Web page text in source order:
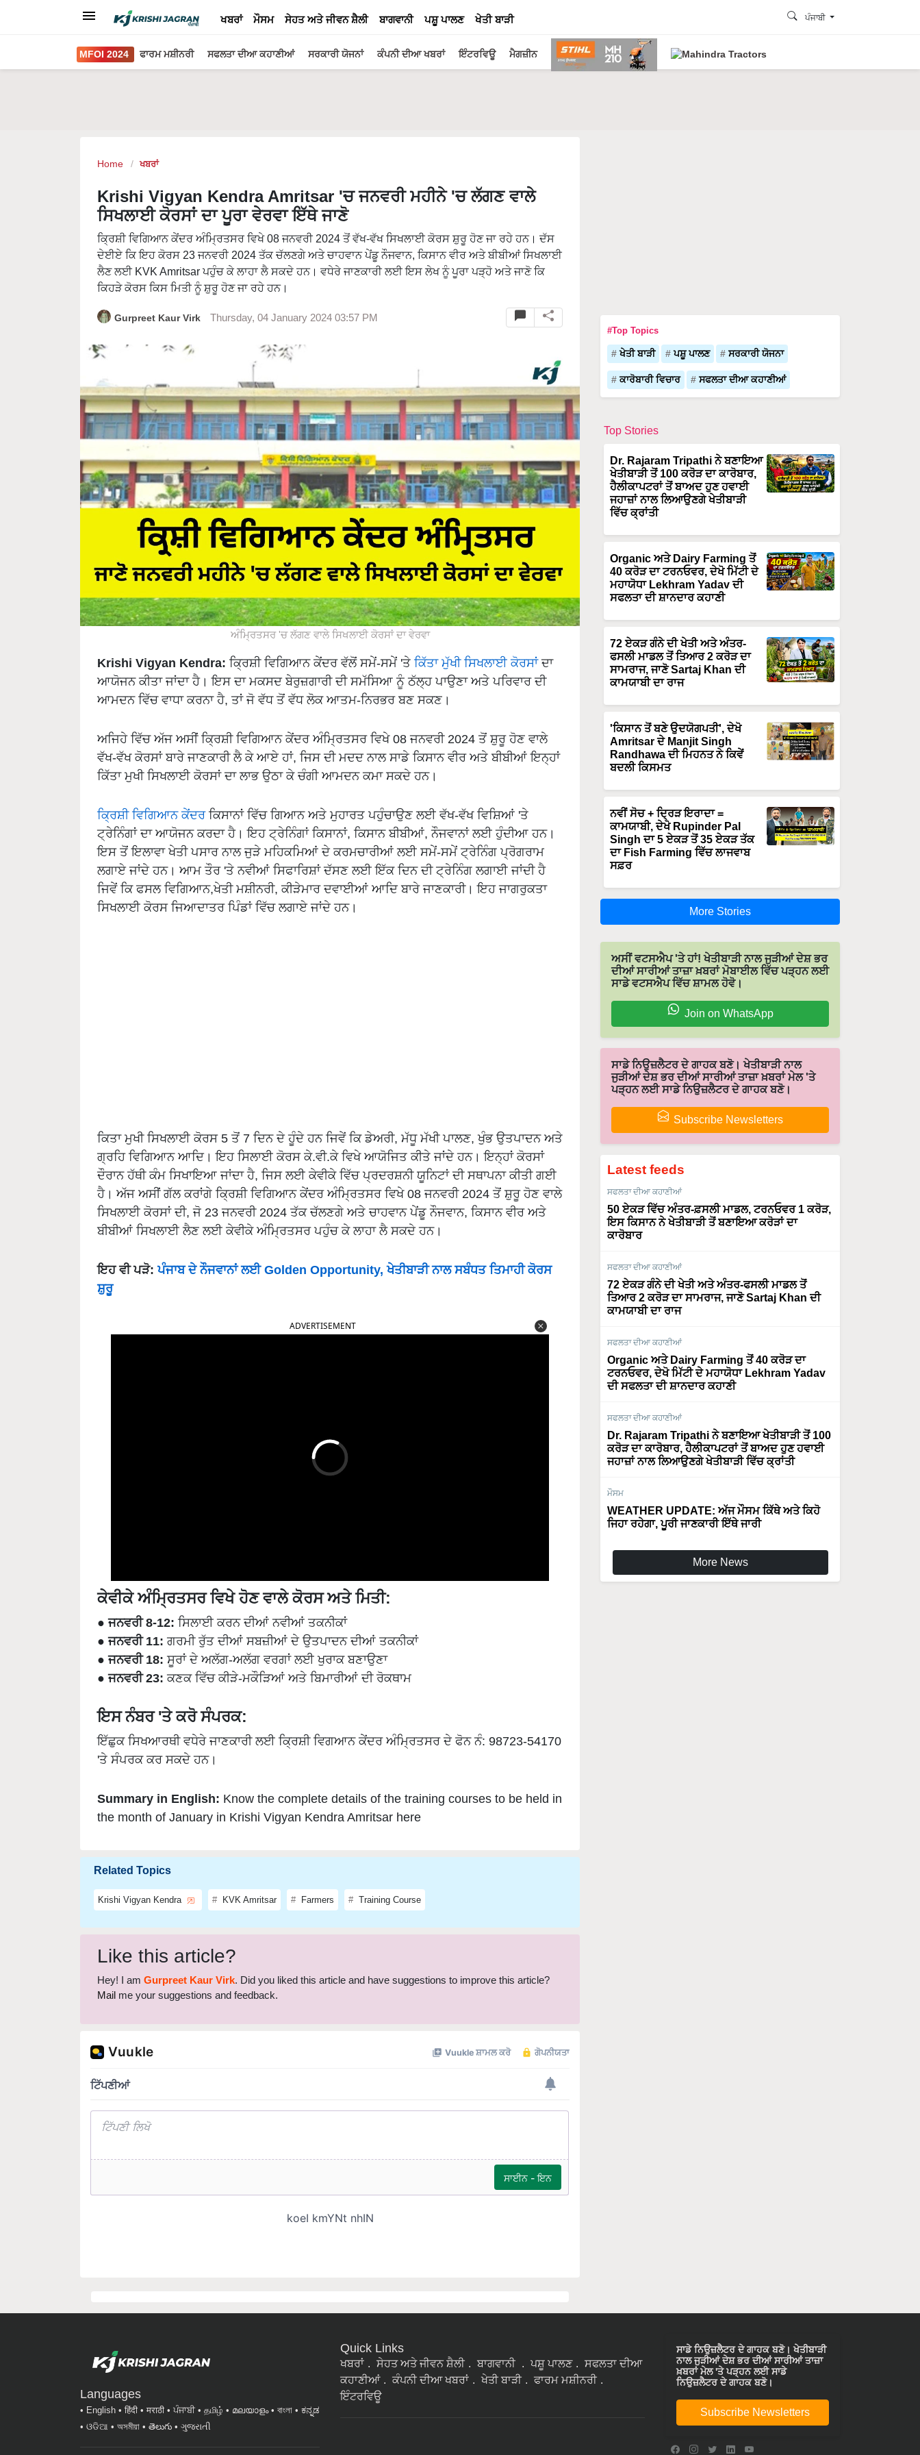
ਖਬਰਾਂ ਮੌਸਮ ਸੇਹਤ ਅਤੇ ਜੀਵਨ ਸ਼ੈਲੀ ਬਾਗਵਾਨੀ ਪਸ਼ੂ ਪਾਲਣ ਖੇਤੀ ਬਾੜੀ ਪੰਜਾਬੀ
MFOI 2024 ਫਾਰਮ ਮਸ਼ੀਨਰੀ ਸਫਲਤਾ ਦੀਆ ਕਹਾਣੀਆਂ ਸਰਕਾਰੀ ਯੋਜਨਾਂ ਕੰਪਨੀ ਦੀਆ ਖਬਰਾਂ ਇੰਟਰਵਿਊ ਮੈਗਜ਼ੀਨ
Home ਖਬਰਾਂ
Krishi Vigyan Kendra Amritsar 'ਚ ਜਨਵਰੀ ਮਹੀਨੇ 'ਚ ਲੱਗਣ ਵਾਲੇ
ਸਿਖਲਾਈ ਕੋਰਸਾਂ ਦਾ ਪੂਰਾ ਵੇਰਵਾ ਇੱਥੇ ਜਾਣੋ
ਕ੍ਰਿਸ਼ੀ ਵਿਗਿਆਨ ਕੇਂਦਰ ਅੰਮ੍ਰਿਤਸਰ ਵਿਖੇ 08 ਜਨਵਰੀ 2024 ਤੋਂ ਵੱਖ-ਵੱਖ ਸਿਖਲਾਈ ਕੋਰਸ ਸ਼ੁਰੂ ਹੋਣ ਜਾ ਰਹੇ ਹਨ। ਦੱਸ
ਦੇਈਏ ਕਿ ਇਹ ਕੋਰਸ 23 ਜਨਵਰੀ 2024 ਤੱਕ ਚੱਲਣਗੇ ਅਤੇ ਚਾਹਵਾਨ ਪੇਂਡੂ ਨੌਜਵਾਨ, ਕਿਸਾਨ ਵੀਰ ਅਤੇ ਬੀਬੀਆਂ ਸਿਖਲਾਈ
ਲੈਣ ਲਈ KVK Amritsar ਪਹੁੰਚ ਕੇ ਲਾਹਾ ਲੈ ਸਕਦੇ ਹਨ। ਵਧੇਰੇ ਜਾਣਕਾਰੀ ਲਈ ਇਸ ਲੇਖ ਨੂੰ ਪੂਰਾ ਪੜ੍ਹੋ ਅਤੇ ਜਾਣੋ ਕਿ
ਕਿਹੜੇ ਕੋਰਸ ਕਿਸ ਮਿਤੀ ਨੂੰ ਸ਼ੁਰੂ ਹੋਣ ਜਾ ਰਹੇ ਹਨ।
Gurpreet Kaur Virk Thursday, 04 January 2024 03:57 PM
ਅੰਮ੍ਰਿਤਸਰ 'ਚ ਲੱਗਣ ਵਾਲੇ ਸਿਖਲਾਈ ਕੋਰਸਾਂ ਦਾ ਵੇਰਵਾ
Krishi Vigyan Kendra: ਕ੍ਰਿਸ਼ੀ ਵਿਗਿਆਨ ਕੇਂਦਰ ਵੱਲੋਂ ਸਮੇਂ-ਸਮੇਂ 'ਤੇ ਕਿੱਤਾ ਮੁੱਖੀ ਸਿਖਲਾਈ ਕੋਰਸਾਂਦਾ
ਆਯੋਜਨ ਕੀਤਾ ਜਾਂਦਾ ਹੈ। ਇਸ ਦਾ ਮਕਸਦ ਬੇਰੁਜ਼ਗਾਰੀ ਦੀ ਸਮੱਸਿਆ ਨੂੰ ਠੱਲ੍ਹ ਪਾਉਣਾ ਅਤੇ ਪਰਿਵਾਰ ਦੀ
ਆਮਦਨ ਵਿੱਚ ਵਾਧਾ ਕਰਨਾ ਹੈ, ਤਾਂ ਜੋ ਵੱਧ ਤੋਂ ਵੱਧ ਲੋਕ ਆਤਮ-ਨਿਰਭਰ ਬਣ ਸਕਣ।
ਅਜਿਹੇ ਵਿੱਚ ਅੱਜ ਅਸੀਂ ਕ੍ਰਿਸ਼ੀ ਵਿਗਿਆਨ ਕੇਂਦਰ ਅੰਮ੍ਰਿਤਸਰ ਵਿਖੇ 08 ਜਨਵਰੀ 2024 ਤੋਂ ਸ਼ੁਰੂ ਹੋਣ ਵਾਲੇ
ਵੱਖ-ਵੱਖ ਕੋਰਸਾਂ ਬਾਰੇ ਜਾਣਕਾਰੀ ਲੈ ਕੇ ਆਏ ਹਾਂ, ਜਿਸ ਦੀ ਮਦਦ ਨਾਲ ਸਾਡੇ ਕਿਸਾਨ ਵੀਰ ਅਤੇ ਬੀਬੀਆਂ ਇਨ੍ਹਾਂ
ਕਿੱਤਾ ਮੁਖੀ ਸਿਖਲਾਈ ਕੋਰਸਾਂ ਦਾ ਲਾਭ ਉਠਾ ਕੇ ਚੰਗੀ ਆਮਦਨ ਕਮਾ ਸਕਦੇ ਹਨ।
ਕ੍ਰਿਸ਼ੀ ਵਿਗਿਆਨ ਕੇਂਦਰਕਿਸਾਨਾਂ ਵਿੱਚ ਗਿਆਨ ਅਤੇ ਮੁਹਾਰਤ ਪਹੁੰਚਾਉਣ ਲਈ ਵੱਖ-ਵੱਖ ਵਿਸ਼ਿਆਂ 'ਤੇ
ਟ੍ਰੇਨਿੰਗਾਂ ਦਾ ਆਯੋਜਨ ਕਰਦਾ ਹੈ। ਇਹ ਟ੍ਰੇਨਿੰਗਾਂ ਕਿਸਾਨਾਂ, ਕਿਸਾਨ ਬੀਬੀਆਂ, ਨੌਜਵਾਨਾਂ ਲਈ ਹੁੰਦੀਆ ਹਨ।
ਇਸ ਤੋਂ ਇਲਾਵਾ ਖੇਤੀ ਪਸਾਰ ਨਾਲ ਜੁੜੇ ਮਹਿਕਮਿਆਂ ਦੇ ਕਰਮਚਾਰੀਆਂ ਲਈ ਸਮੇਂ-ਸਮੇਂ ਟ੍ਰੇਨਿੰਗ ਪ੍ਰੋਗਰਾਮ
ਲਗਾਏ ਜਾਂਦੇ ਹਨ। ਆਮ ਤੌਰ 'ਤੇ ਨਵੀਆਂ ਸਿਫਾਰਿਸ਼ਾਂ ਦੱਸਣ ਲਈ ਇੱਕ ਦਿਨ ਦੀ ਟ੍ਰੇਨਿੰਗ ਲਗਾਈ ਜਾਂਦੀ ਹੈ
ਜਿਵੇਂ ਕਿ ਫਸਲ ਵਿਗਿਆਨ,ਖੇਤੀ ਮਸ਼ੀਨਰੀ, ਕੀੜੇਮਾਰ ਦਵਾਈਆਂ ਆਦਿ ਬਾਰੇ ਜਾਣਕਾਰੀ। ਇਹ ਜਾਗਰੁਕਤਾ
ਸਿਖਲਾਈ ਕੋਰਸ ਜਿਆਦਾਤਰ ਪਿੰਡਾਂ ਵਿੱਚ ਲਗਾਏ ਜਾਂਦੇ ਹਨ।
ਕਿਤਾ ਮੁਖੀ ਸਿਖਲਾਈ ਕੋਰਸ 5 ਤੋਂ 7 ਦਿਨ ਦੇ ਹੂੰਦੇ ਹਨ ਜਿਵੇਂ ਕਿ ਡੇਅਰੀ, ਮੱਧੂ ਮੱਖੀ ਪਾਲਣ, ਖੁੰਭ ਉਤਪਾਦਨ ਅਤੇ
ਗ੍ਰਹਿ ਵਿਗਿਆਨ ਆਦਿ। ਇਹ ਸਿਲਾਈ ਕੋਰਸ ਕੇ.ਵੀ.ਕੇ ਵਿਖੇ ਆਯੋਜਿਤ ਕੀਤੇ ਜਾਂਦੇ ਹਨ। ਇਨ੍ਹਾਂ ਕੋਰਸਾਂ
ਦੌਰਾਨ ਹੱਥੀ ਕੰਮ ਸਿਖਾਇਆ ਜਾਂਦਾ ਹੈ, ਜਿਸ ਲਈ ਕੇਵੀਕੇ ਵਿੱਚ ਪ੍ਰਦਰਸ਼ਨੀ ਯੂਨਿਟਾਂ ਦੀ ਸਥਾਪਨਾ ਕੀਤੀ ਗਈ
ਹੈ। ਅੱਜ ਅਸੀਂ ਗੱਲ ਕਰਾਂਗੇ ਕ੍ਰਿਸ਼ੀ ਵਿਗਿਆਨ ਕੇਂਦਰ ਅੰਮ੍ਰਿਤਸਰ ਵਿਖੇ 08 ਜਨਵਰੀ 2024 ਤੋਂ ਸ਼ੁਰੂ ਹੋਣ ਵਾਲੇ
ਸਿਖਲਾਈ ਕੋਰਸਾਂ ਦੀ, ਜੋ 23 ਜਨਵਰੀ 2024 ਤੱਕ ਚੱਲਣਗੇ ਅਤੇ ਚਾਹਵਾਨ ਪੇਂਡੂ ਨੌਜਵਾਨ, ਕਿਸਾਨ ਵੀਰ ਅਤੇ
ਬੀਬੀਆਂ ਸਿਖਲਾਈ ਲੈਣ ਲਈ ਕੇਵੀਕੇ ਅੰਮ੍ਰਿਤਸਰ ਪਹੁੰਚ ਕੇ ਲਾਹਾ ਲੈ ਸਕਦੇ ਹਨ।
ਇਹ ਵੀ ਪੜੋ: ਪੰਜਾਬ ਦੇ ਨੌਜਵਾਨਾਂ ਲਈ Golden Opportunity, ਖੇਤੀਬਾੜੀ ਨਾਲ ਸਬੰਧਤ ਤਿਮਾਹੀ ਕੋਰਸ
ਸ਼ੁਰੂ
ADVERTISEMENT
ਕੇਵੀਕੇ ਅੰਮ੍ਰਿਤਸਰ ਵਿਖੇ ਹੋਣ ਵਾਲੇ ਕੋਰਸ ਅਤੇ ਮਿਤੀ:
● ਜਨਵਰੀ 8-12: ਸਿਲਾਈ ਕਰਨ ਦੀਆਂ ਨਵੀਆਂ ਤਕਨੀਕਾਂ
● ਜਨਵਰੀ 11: ਗਰਮੀ ਰੁੱਤ ਦੀਆਂ ਸਬਜ਼ੀਆਂ ਦੇ ਉਤਪਾਦਨ ਦੀਆਂ ਤਕਨੀਕਾਂ
● ਜਨਵਰੀ 18: ਸੂਰਾਂ ਦੇ ਅਲੱਗ-ਅਲੱਗ ਵਰਗਾਂ ਲਈ ਖੁਰਾਕ ਬਣਾਉਣਾ
● ਜਨਵਰੀ 23: ਕਣਕ ਵਿੱਚ ਕੀੜੇ-ਮਕੌੜਿਆਂ ਅਤੇ ਬਿਮਾਰੀਆਂ ਦੀ ਰੋਕਥਾਮ
ਇਸ ਨੰਬਰ 'ਤੇ ਕਰੋ ਸੰਪਰਕ:
ਇੱਛੁਕ ਸਿਖਆਰਥੀ ਵਧੇਰੇ ਜਾਣਕਾਰੀ ਲਈ ਕ੍ਰਿਸ਼ੀ ਵਿਗਆਨ ਕੇਂਦਰ ਅੰਮ੍ਰਿਤਸਰ ਦੇ ਫੋਨ ਨੰ: 98723-54170
'ਤੇ ਸੰਪਰਕ ਕਰ ਸਕਦੇ ਹਨ।
Summary in English: Know the complete details of the training courses to be held in
the month of January in Krishi Vigyan Kendra Amritsar here
Related Topics
Krishi Vigyan Kendra KVK Amritsar Farmers Training Course
Like this article?
Hey! I am Gurpreet Kaur Virk. Did you liked this article and have suggestions to improve this article?
Mail me your suggestions and feedback.
#Top Topics
ਖੇਤੀ ਬਾੜੀ ਪਸ਼ੂ ਪਾਲਣ ਸਰਕਾਰੀ ਯੋਜਨਾ
ਕਾਰੋਬਾਰੀ ਵਿਚਾਰ ਸਫਲਤਾ ਦੀਆ ਕਹਾਣੀਆਂ
Top Stories
Dr. Rajaram Tripathi ਨੇ ਬਣਾਇਆ
ਖੇਤੀਬਾੜੀ ਤੋਂ 100 ਕਰੋੜ ਦਾ ਕਾਰੋਬਾਰ,
ਹੈਲੀਕਾਪਟਰਾਂ ਤੋਂ ਬਾਅਦ ਹੁਣ ਹਵਾਈ
ਜਹਾਜ਼ਾਂ ਨਾਲ ਲਿਆਉਣਗੇ ਖੇਤੀਬਾੜੀ
ਵਿੱਚ ਕ੍ਰਾਂਤੀ
Organic ਅਤੇ Dairy Farming ਤੋਂ
40 ਕਰੋੜ ਦਾ ਟਰਨਓਵਰ, ਦੇਖੋ ਮਿੱਟੀ ਦੇ
ਮਹਾਯੋਧਾ Lekhram Yadav ਦੀ
ਸਫਲਤਾ ਦੀ ਸ਼ਾਨਦਾਰ ਕਹਾਣੀ
72 ਏਕੜ ਗੰਨੇ ਦੀ ਖੇਤੀ ਅਤੇ ਅੰਤਰ-
ਫਸਲੀ ਮਾਡਲ ਤੋਂ ਤਿਆਰ 2 ਕਰੋੜ ਦਾ
ਸਾਮਰਾਜ, ਜਾਣੋ Sartaj Khan ਦੀ
ਕਾਮਯਾਬੀ ਦਾ ਰਾਜ
'ਕਿਸਾਨ ਤੋਂ ਬਣੇ ਉਦਯੋਗਪਤੀ', ਦੇਖੋ
Amritsar ਦੇ Manjit Singh
Randhawa ਦੀ ਮਿਹਨਤ ਨੇ ਕਿਵੇਂ
ਬਦਲੀ ਕਿਸਮਤ
ਨਵੀਂ ਸੋਚ + ਦ੍ਰਿੜ ਇਰਾਦਾ =
ਕਾਮਯਾਬੀ, ਦੇਖੋ Rupinder Pal
Singh ਦਾ 5 ਏਕੜ ਤੋਂ 35 ਏਕੜ ਤੱਕ
ਦਾ Fish Farming ਵਿੱਚ ਲਾਜਵਾਬ
ਸਫ਼ਰ
More Stories
ਅਸੀਂ ਵਟਸਐਪ 'ਤੇ ਹਾਂ! ਖੇਤੀਬਾੜੀ ਨਾਲ ਜੁੜੀਆਂ ਦੇਸ਼ ਭਰ
ਦੀਆਂ ਸਾਰੀਆਂ ਤਾਜ਼ਾ ਖ਼ਬਰਾਂ ਮੋਬਾਈਲ ਵਿੱਚ ਪੜ੍ਹਨ ਲਈ
ਸਾਡੇ ਵਟਸਐਪ ਵਿੱਚ ਸ਼ਾਮਲ ਹੋਵੋ।
Join on WhatsApp
ਸਾਡੇ ਨਿਉਜ਼ਲੈਟਰ ਦੇ ਗਾਹਕ ਬਣੋ। ਖੇਤੀਬਾੜੀ ਨਾਲ
ਜੁੜੀਆਂ ਦੇਸ਼ ਭਰ ਦੀਆਂ ਸਾਰੀਆਂ ਤਾਜ਼ਾ ਖ਼ਬਰਾਂ ਮੇਲ 'ਤੇ
ਪੜ੍ਹਨ ਲਈ ਸਾਡੇ ਨਿਉਜ਼ਲੈਟਰ ਦੇ ਗਾਹਕ ਬਣੋ।
Subscribe Newsletters
Latest feeds
ਸਫਲਤਾ ਦੀਆ ਕਹਾਣੀਆਂ
50 ਏਕੜ ਵਿੱਚ ਅੰਤਰ-ਫ਼ਸਲੀ ਮਾਡਲ, ਟਰਨਓਵਰ 1 ਕਰੋੜ,
ਇਸ ਕਿਸਾਨ ਨੇ ਖੇਤੀਬਾੜੀ ਤੋਂ ਬਣਾਇਆ ਕਰੋੜਾਂ ਦਾ
ਕਾਰੋਬਾਰ
ਸਫਲਤਾ ਦੀਆ ਕਹਾਣੀਆਂ
72 ਏਕੜ ਗੰਨੇ ਦੀ ਖੇਤੀ ਅਤੇ ਅੰਤਰ-ਫਸਲੀ ਮਾਡਲ ਤੋਂ
ਤਿਆਰ 2 ਕਰੋੜ ਦਾ ਸਾਮਰਾਜ, ਜਾਣੋ Sartaj Khan ਦੀ
ਕਾਮਯਾਬੀ ਦਾ ਰਾਜ
ਸਫਲਤਾ ਦੀਆ ਕਹਾਣੀਆਂ
Organic ਅਤੇ Dairy Farming ਤੋਂ 40 ਕਰੋੜ ਦਾ
ਟਰਨਓਵਰ, ਦੇਖੋ ਮਿੱਟੀ ਦੇ ਮਹਾਯੋਧਾ Lekhram Yadav
ਦੀ ਸਫਲਤਾ ਦੀ ਸ਼ਾਨਦਾਰ ਕਹਾਣੀ
ਸਫਲਤਾ ਦੀਆ ਕਹਾਣੀਆਂ
Dr. Rajaram Tripathi ਨੇ ਬਣਾਇਆ ਖੇਤੀਬਾੜੀ ਤੋਂ 100
ਕਰੋੜ ਦਾ ਕਾਰੋਬਾਰ, ਹੈਲੀਕਾਪਟਰਾਂ ਤੋਂ ਬਾਅਦ ਹੁਣ ਹਵਾਈ
ਜਹਾਜ਼ਾਂ ਨਾਲ ਲਿਆਉਣਗੇ ਖੇਤੀਬਾੜੀ ਵਿੱਚ ਕ੍ਰਾਂਤੀ
ਮੌਸਮ
WEATHER UPDATE: ਅੱਜ ਮੌਸਮ ਕਿੱਥੇ ਅਤੇ ਕਿਹੋ
ਜਿਹਾ ਰਹੇਗਾ, ਪੂਰੀ ਜਾਣਕਾਰੀ ਇੱਥੇ ਜਾਰੀ
More News
Languages
English हिंदी मराठी ਪੰਜਾਬੀ தமிழ் മലയാളം বাংলা
ಕನ್ನಡ
ଓଡିଆ
অসমীয়া తెలుగు ગુજરાતી
Quick Links
ਖਬਰਾਂ ਸੇਹਤ ਅਤੇ ਜੀਵਨ ਸ਼ੈਲੀ ਬਾਗਵਾਨੀ ਪਸ਼ੂ ਪਾਲਣ
ਸਫਲਤਾ ਦੀਆ
ਕਹਾਣੀਆਂ
ਕੰਪਨੀ ਦੀਆ ਖਬਰਾਂ ਖੇਤੀ ਬਾੜੀ
ਫਾਰਮ ਮਸ਼ੀਨਰੀ
ਇੰਟਰਵਿਊ
ਸਾਡੇ ਨਿਉਜ਼ਲੈਟਰ ਦੇ ਗਾਹਕ ਬਣੋ। ਖੇਤੀਬਾੜੀ
ਨਾਲ ਜੁੜੀਆਂ ਦੇਸ਼ ਭਰ ਦੀਆਂ ਸਾਰੀਆਂ ਤਾਜ਼ਾ
ਖ਼ਬਰਾਂ ਮੇਲ 'ਤੇ ਪੜ੍ਹਨ ਲਈ ਸਾਡੇ
ਨਿਉਜ਼ਲੈਟਰ ਦੇ ਗਾਹਕ ਬਣੋ।
Subscribe Newsletters